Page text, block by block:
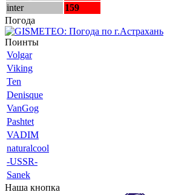
inter
159
Погода
Поинты
Volgar
Viking
Ten
Denisque
VanGog
Pashtet
VADIM
naturalcool
-USSR-
Sanek
Наша кнопка